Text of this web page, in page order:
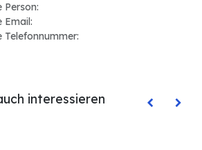
Person:
Email:
Telefonnummer:
interessieren